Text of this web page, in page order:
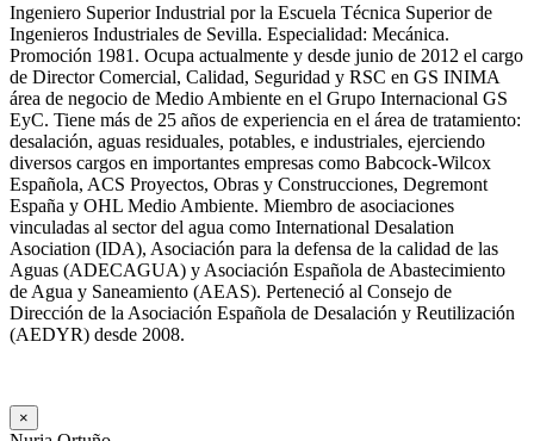
Ingeniero Superior Industrial por la Escuela Técnica Superior de
Ingenieros Industriales de Sevilla. Especialidad: Mecánica.
Promoción 1981. Ocupa actualmente y desde junio de 2012 el cargo
de Director Comercial, Calidad, Seguridad y RSC en GS INIMA
área de negocio de Medio Ambiente en el Grupo Internacional GS
EyC. Tiene más de 25 años de experiencia en el área de tratamiento:
desalación, aguas residuales, potables, e industriales, ejerciendo
diversos cargos en importantes empresas como Babcock-Wilcox
Española, ACS Proyectos, Obras y Construcciones, Degremont
España y OHL Medio Ambiente. Miembro de asociaciones
vinculadas al sector del agua como International Desalation
Asociation (IDA), Asociación para la defensa de la calidad de las
Aguas (ADECAGUA) y Asociación Española de Abastecimiento
de Agua y Saneamiento (AEAS). Perteneció al Consejo de
Dirección de la Asociación Española de Desalación y Reutilización
(AEDYR) desde 2008.
×